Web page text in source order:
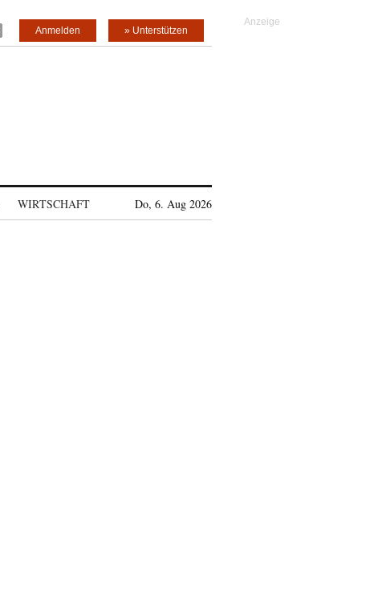
» Unterstützen
Anmelden
WIRTSCHAFT Do, 6. Aug 2026